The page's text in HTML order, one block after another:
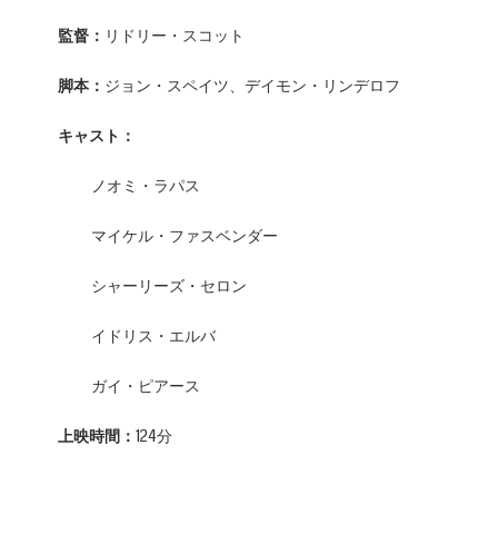
監督： リドリー・スコット
脚本： ジョン・スペイツ、デイモン・リンデロフ
キャスト：
ノオミ・ラパス
マイケル・ファスベンダー
シャーリーズ・セロン
イドリス・エルバ
ガイ・ピアース
上映時間：124分